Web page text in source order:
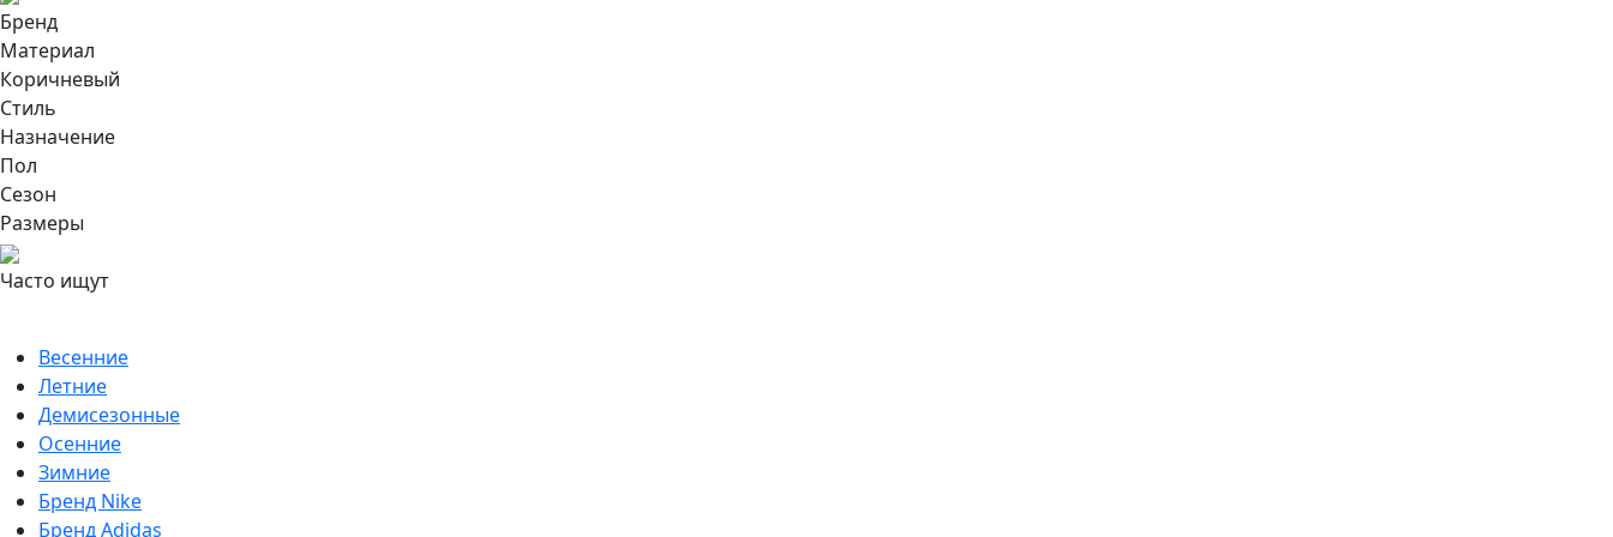
Бренд
Материал
Коричневый
Стиль
Назначение
Пол
Сезон
Размеры
Часто ищут
Весенние
Летние
Демисезонные
Осенние
Зимние
Бренд Nike
Бренд Adidas